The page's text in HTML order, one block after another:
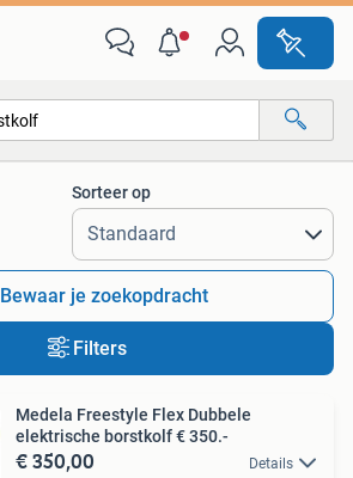
Alle afstanden…
Sorteer op
Bewaar je zoekopdracht
Filters
Medela Freestyle Flex Dubbele
elektrische borstkolf € 350.-
€ 350,00 Details